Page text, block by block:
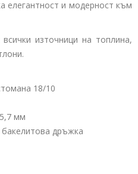
елегантност и модерност към
източници на топлина,
18/10
мм
дръжка